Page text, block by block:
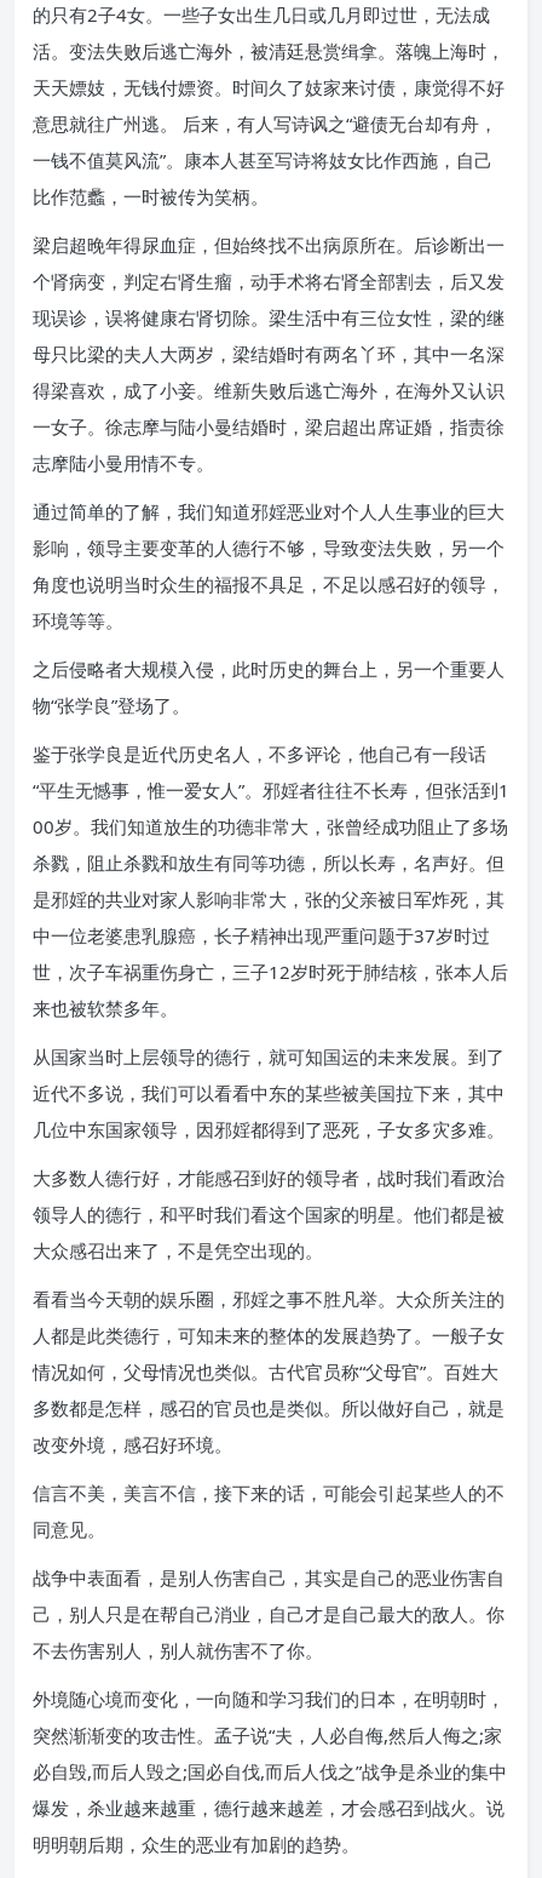
的只有2子4女。一些子女出生几日或几月即过世，无法成
活。变法失败后逃亡海外，被清廷悬赏缉拿。落魄上海时，
天天嫖妓，无钱付嫖资。时间久了妓家来讨债，康觉得不好
意思就往广州逃。 后来，有人写诗讽之“避债无台却有舟，
一钱不值莫风流”。康本人甚至写诗将妓女比作西施，自己
比作范蠡，一时被传为笑柄。
梁启超晚年得尿血症，但始终找不出病原所在。后诊断出一
个肾病变，判定右肾生瘤，动手术将右肾全部割去，后又发
现误诊，误将健康右肾切除。梁生活中有三位女性，梁的继
母只比梁的夫人大两岁，梁结婚时有两名丫环，其中一名深
得梁喜欢，成了小妾。维新失败后逃亡海外，在海外又认识
一女子。徐志摩与陆小曼结婚时，梁启超出席证婚，指责徐
志摩陆小曼用情不专。
通过简单的了解，我们知道邪婬恶业对个人人生事业的巨大
影响，领导主要变革的人德行不够，导致变法失败，另一个
角度也说明当时众生的福报不具足，不足以感召好的领导，
环境等等。
之后侵略者大规模入侵，此时历史的舞台上，另一个重要人
物“张学良”登场了。
鉴于张学良是近代历史名人，不多评论，他自己有一段话
“平生无憾事，惟一爱女人”。邪婬者往往不长寿，但张活到1
00岁。我们知道放生的功德非常大，张曾经成功阻止了多场
杀戮，阻止杀戮和放生有同等功德，所以长寿，名声好。但
是邪婬的共业对家人影响非常大，张的父亲被日军炸死，其
中一位老婆患乳腺癌，长子精神出现严重问题于37岁时过
世，次子车祸重伤身亡，三子12岁时死于肺结核，张本人后
来也被软禁多年。
从国家当时上层领导的德行，就可知国运的未来发展。到了
近代不多说，我们可以看看中东的某些被美国拉下来，其中
几位中东国家领导，因邪婬都得到了恶死，子女多灾多难。
大多数人德行好，才能感召到好的领导者，战时我们看政治
领导人的德行，和平时我们看这个国家的明星。他们都是被
大众感召出来了，不是凭空出现的。
看看当今天朝的娱乐圈，邪婬之事不胜凡举。大众所关注的
人都是此类德行，可知未来的整体的发展趋势了。一般子女
情况如何，父母情况也类似。古代官员称“父母官”。百姓大
多数都是怎样，感召的官员也是类似。所以做好自己，就是
改变外境，感召好环境。
信言不美，美言不信，接下来的话，可能会引起某些人的不
同意见。
战争中表面看，是别人伤害自己，其实是自己的恶业伤害自
己，别人只是在帮自己消业，自己才是自己最大的敌人。你
不去伤害别人，别人就伤害不了你。
外境随心境而变化，一向随和学习我们的日本，在明朝时，
突然渐渐变的攻击性。孟子说“夫，人必自侮,然后人侮之;家
必自毁,而后人毁之;国必自伐,而后人伐之”战争是杀业的集中
爆发，杀业越来越重，德行越来越差，才会感召到战火。说
明明朝后期，众生的恶业有加剧的趋势。